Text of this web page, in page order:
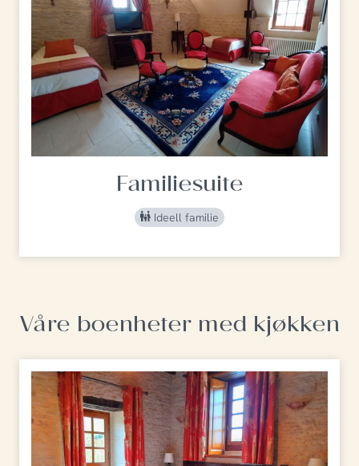
Familiesuite
Ideell familie
Våre boenheter med kjøkken